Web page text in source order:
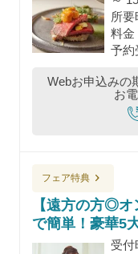
所
料金
予約
Webお申込みの
お
フェア特典
【遠方の方◎
で簡単！豪華5
受付